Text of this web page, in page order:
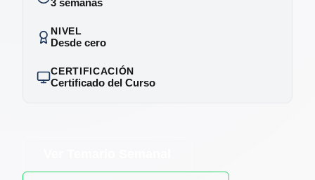
3 semanas
NIVEL
Desde cero
CERTIFICACIÓN
Certificado del Curso